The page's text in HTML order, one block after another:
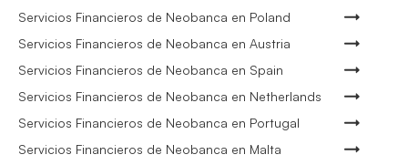
Servicios Financieros de Neobanca en Poland
Servicios Financieros de Neobanca en Austria
Servicios Financieros de Neobanca en Spain
Servicios Financieros de Neobanca en Netherlands
Servicios Financieros de Neobanca en Portugal
Servicios Financieros de Neobanca en Malta